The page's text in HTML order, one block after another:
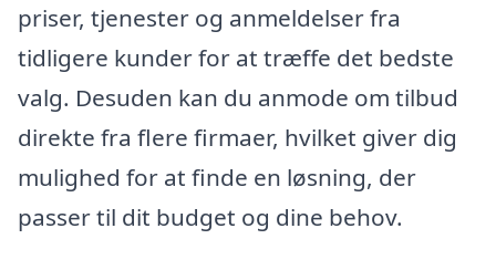
priser, tjenester og anmeldelser fra
tidligere kunder for at træffe det bedste
valg. Desuden kan du anmode om tilbud
direkte fra flere firmaer, hvilket giver dig
mulighed for at finde en løsning, der
passer til dit budget og dine behov.